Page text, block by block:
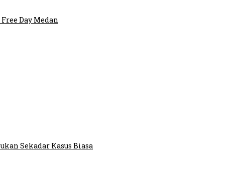
Day Medan
Sekadar Kasus Biasa